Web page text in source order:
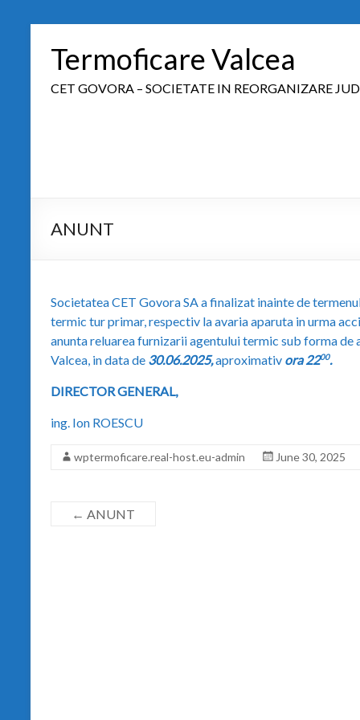
Termoficare Valcea
CET GOVORA – SOCIETATE IN REORGANIZARE
ANUNT
Societatea CET Govora SA a finalizat inainte de
termic tur primar, respectiv la avaria aparuta in urma
anunta reluarea furnizarii agentului termic sub forma de
Valcea, in data de 30.06.2025,aproximativ ora 2200.
DIRECTOR GENERAL,
ing. Ion ROESCU
wptermoficare.real-host.eu-admin June 30, 2025
← ANUNT